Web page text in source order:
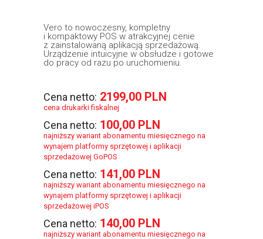
Vero to nowoczesny, kompletny
i kompaktowy POS w atrakcyjnej cenie
z zainstalowaną aplikacją sprzedażową.
Urządzenie intuicyjne w obsłudze i gotowe
do pracy od razu po uruchomieniu.
Cena netto: 2199,00 PLN
cena drukarki fiskalnej
Cena netto: 100,00 PLN
najniższy wariant abonamentu miesięcznego na
wynajem platformy sprzętowej i aplikacji
sprzedażowej GoPOS
Cena netto: 141,00 PLN
najniższy wariant abonamentu miesięcznego na
wynajem platformy sprzętowej i aplikacji
sprzedażowej iPOS
Cena netto: 140,00 PLN
najniższy wariant abonamentu miesięcznego na